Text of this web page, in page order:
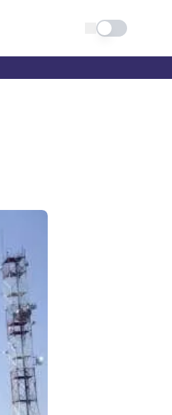
Schimba tema